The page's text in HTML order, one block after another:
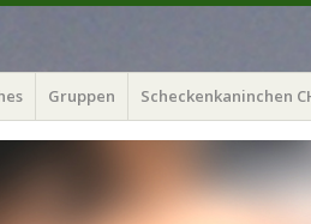
Gruppen Scheckenkaninchen